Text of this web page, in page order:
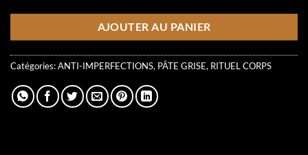
AJOUTER AU PANIER
Catégories:ANTI-IMPERFECTIONS, PÂTE GRISE, RITUEL CORPS